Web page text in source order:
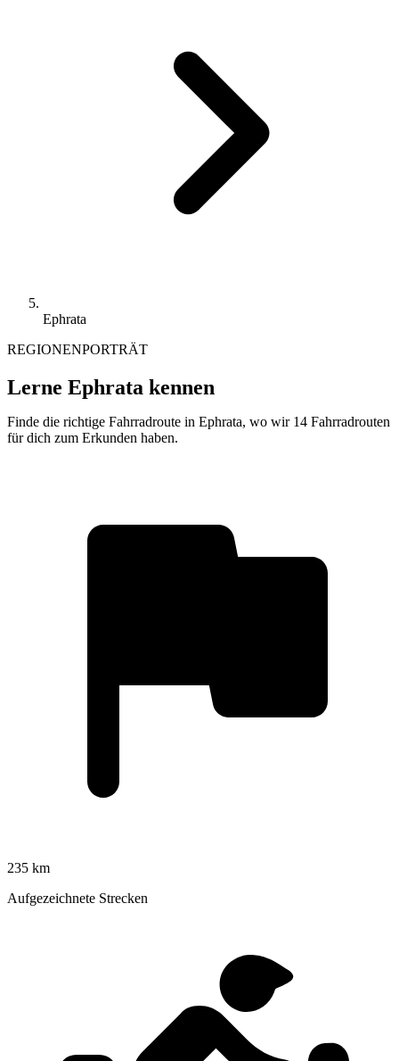
Ephrata
REGIONENPORTRÄT
Lerne Ephrata kennen
Finde die richtige Fahrradroute in Ephrata, wo wir 14 Fahrradrouten
für dich zum Erkunden haben.
235 km
Aufgezeichnete Strecken